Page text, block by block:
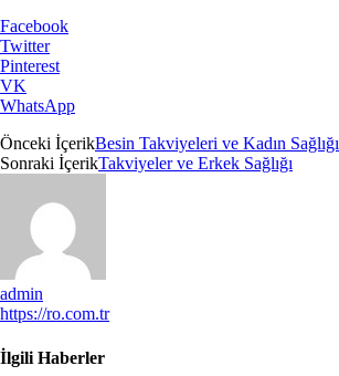
Facebook
Twitter
Pinterest
VK
WhatsApp
Önceki İçerikBesin Takviyeleri ve Kadın Sağlığı
Sonraki İçerikTakviyeler ve Erkek Sağlığı
admin
https://ro.com.tr
İlgili Haberler